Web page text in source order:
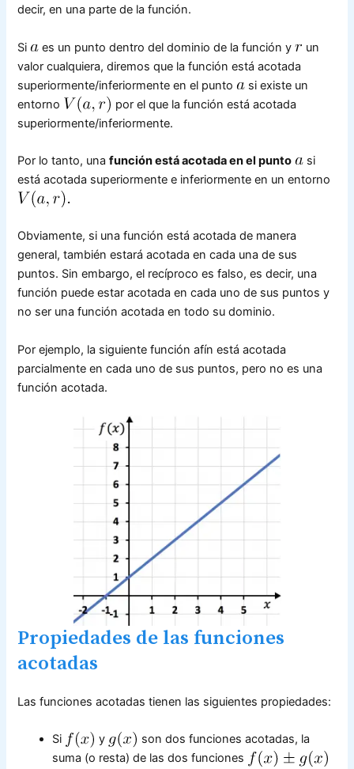
decir, en una parte de la función.
Si es un punto dentro del dominio de la función y
un
valor cualquiera, diremos que la función está acotada
superiormente/inferiormente en el punto
si existe un
entorno
por el que la función está acotada
superiormente/inferiormente.
Por lo tanto, unafunción está acotada en el punto
si
está acotada superiormente e inferiormente en un entorno
Obviamente, si una función está acotada de manera
general, también estará acotada en cada una de sus
puntos. Sin embargo, el recíproco es falso, es decir, una
función puede estar acotada en cada uno de sus puntos y
no ser una función acotada en todo su dominio.
Por ejemplo, la siguiente función afín está acotada
parcialmente en cada uno de sus puntos, pero no es una
función acotada.
Propiedades de las funciones
acotadas
Las funciones acotadas tienen las siguientes propiedades:
Si y
son dos funciones acotadas, la
suma (o resta) de las dos funciones